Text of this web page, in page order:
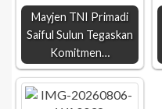
Mayjen TNI Primadi
Saiful Sulun Tegaskan
Komitmen…